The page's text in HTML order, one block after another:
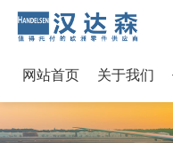
网站首页 关于我们